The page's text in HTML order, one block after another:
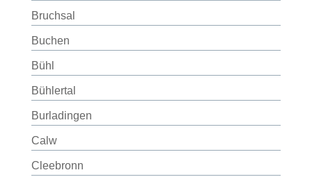
Bruchsal
Buchen
Bühl
Bühlertal
Burladingen
Calw
Cleebronn